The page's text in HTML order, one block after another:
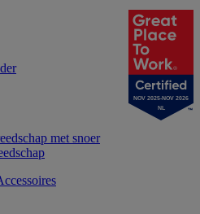
met snoer
NOV 2025-NOV 2026
NL